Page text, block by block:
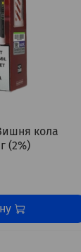
кола
(2%)